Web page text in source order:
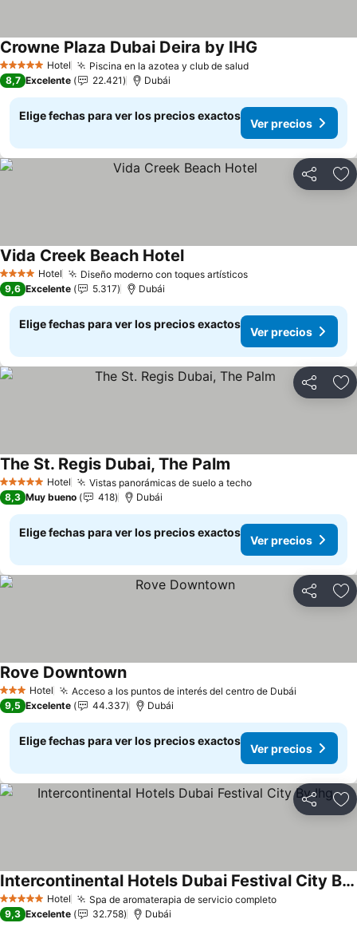
5 Estrellas Hotel Piscina en la azotea y club de salud
Crowne Plaza Dubai Deira by IHG
8,7 Excelente 22.421 Dubái
Elige fechas para ver los precios exactos
Ver precios
Compartir
4 EstrellasHotel Diseño moderno con toques artísticos
Vida Creek Beach Hotel
9,6 Excelente 5.317 Dubái
Elige fechas para ver los precios exactos
Ver precios
Compartir
5 Estrellas Hotel Vistas panorámicas de suelo a techo
The St. Regis Dubai, The Palm
8,3 Muy bueno 418 Dubái
Elige fechas para ver los precios exactos
Ver precios
Compartir
3 Estrellas
Hotel Acceso a los puntos de interés del centro de Dubái
Rove Downtown
9,5 Excelente 44.337 Dubái
Elige fechas para ver los precios exactos
Ver precios
Compartir
5 Estrellas Hotel Spa de aromaterapia de servicio completo
Intercontinental Hotels Dubai Festival City By Ihg
9,3 Excelente 32.758 Dubái